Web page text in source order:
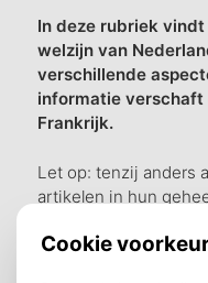
In deze rubriek
welzijn van
verschillende
informatie verschaft
Frankrijk.
Let op: tenzij anders
artikelen in hun
contactpagina hoe u